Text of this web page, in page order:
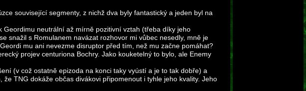
související segmenty, z nichž dva byly fantastický a jeden byl na
neutrální až mírně pozitivní vztah (třeba díky jeho
snažil s Romulanem navázat rozhovor mi vůbec nesedly, mně je
mu ani nevezme disruptor před tím, než mu začne pomáhat?
projev centuriona Bochry. Jako kouketelný to bylo, ale Enemy
(v což ostatně epizoda na konci taky vyústí a je to tak dobře) a
TNG dokáže občas divákovi připomenout i tyhle jeho kvality. Jeho